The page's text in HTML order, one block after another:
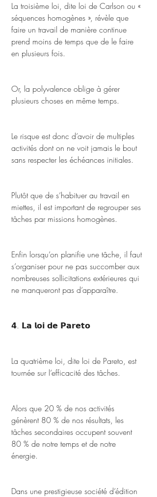
La troisième loi, dite loi de Carlson ou «
séquences homogènes », révèle que
faire un travail de manière continue
prend moins de temps que de le faire
en plusieurs fois.
Or, la polyvalence oblige à gérer
plusieurs choses en même temps.
Le risque est donc d’avoir de multiples
activités dont on ne voit jamais le bout
sans respecter les échéances initiales.
Plutôt que de s’habituer au travail en
miettes, il est important de regrouper ses
tâches par missions homogènes.
Enfin lorsqu’on planifie une tâche, il faut
s’organiser pour ne pas succomber aux
nombreuses sollicitations extérieures qui
ne manqueront pas d’apparaître.
𝟰. 𝗟𝗮 𝗹𝗼𝗶 𝗱𝗲 𝗣𝗮𝗿𝗲𝘁𝗼
La quatrième loi, dite loi de Pareto, est
tournée sur l’efficacité des tâches.
Alors que 20 % de nos activités
génèrent 80 % de nos résultats, les
tâches secondaires occupent souvent
80 % de notre temps et de notre
énergie.
Dans une prestigieuse société d’édition